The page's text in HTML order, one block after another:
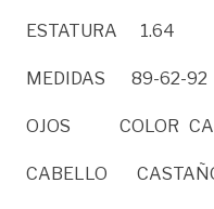
ESTATURA 1.64
MEDIDAS 89-62-
OJOS COLOR
CABELLO